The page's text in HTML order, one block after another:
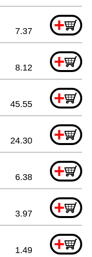
+
7.37
+
8.12
+
45.55
+
24.30
+
6.38
+
3.97
+
1.49